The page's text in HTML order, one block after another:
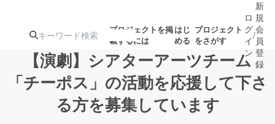
プロジェクトを掲
載するには
はじ
める
プロジェクト
をさがす
注目のリ 注目の新着プロ
ジェクト
募集終了が近いプ
ロ
グ
イ
ン
/
新
規
会
員
登
録
【演劇】シアターアーツチーム
「チーポス」の活動を応援して下さ
る方を募集しています